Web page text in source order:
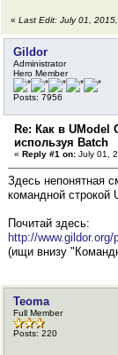
« Last Edit: July 01,
Gildor
Administrator
Hero Member
Posts: 7956
Re: Как в UModel
используя Batch
« Reply #1 on: July 01,
Здесь непонятная
командной строкой
Почитай здесь:
http://www.gildor.org/
(ищи внизу
Teoma
Full Member
Posts: 220